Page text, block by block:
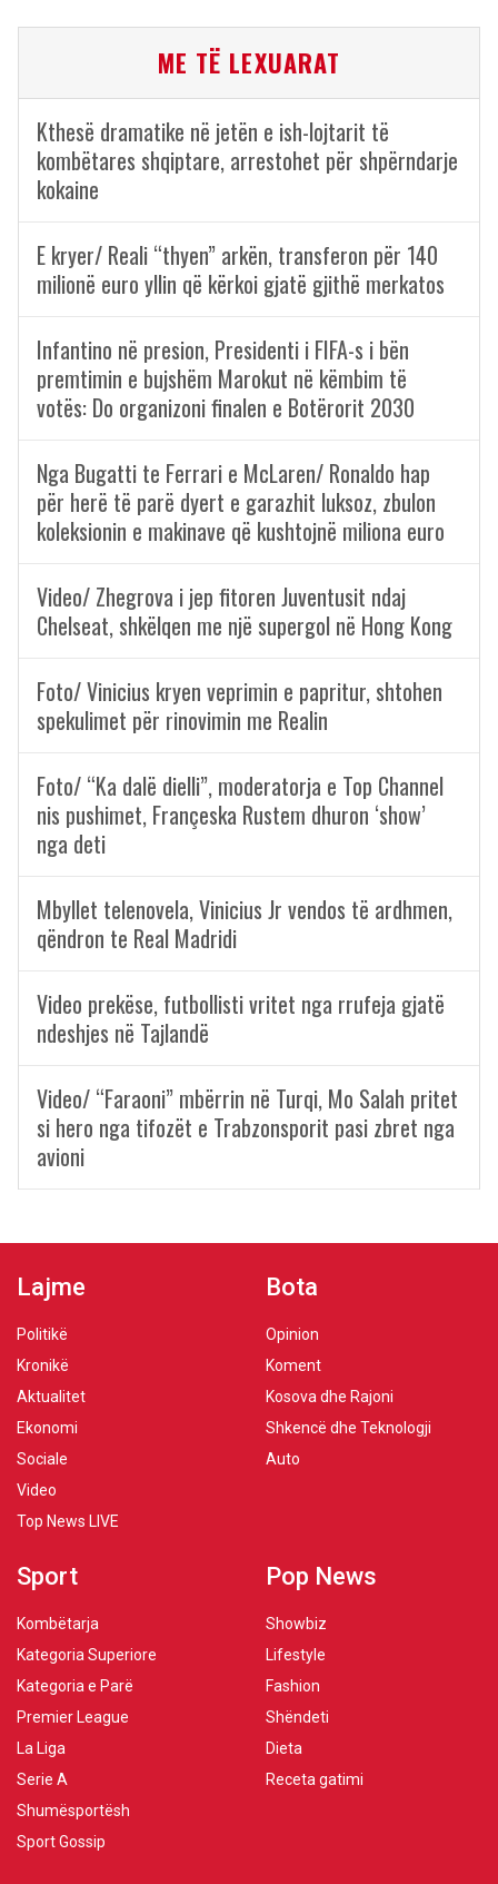
ME TË LEXUARAT
Kthesë dramatike në jetën e ish-lojtarit të
kombëtares shqiptare, arrestohet për shpërndarje
kokaine
E kryer/ Reali “thyen” arkën, transferon për 140
milionë euro yllin që kërkoi gjatë gjithë merkatos
Infantino në presion, Presidenti i FIFA-s i bën
premtimin e bujshëm Marokut në këmbim të
votës: Do organizoni finalen e Botërorit 2030
Nga Bugatti te Ferrari e McLaren/ Ronaldo hap
për herë të parë dyert e garazhit luksoz, zbulon
koleksionin e makinave që kushtojnë miliona euro
Video/ Zhegrova i jep fitoren Juventusit ndaj
Chelseat, shkëlqen me një supergol në Hong Kong
Foto/ Vinicius kryen veprimin e papritur, shtohen
spekulimet për rinovimin me Realin
Foto/ “Ka dalë dielli”, moderatorja e Top Channel
nis pushimet, Françeska Rustem dhuron ‘show’
nga deti
Mbyllet telenovela, Vinicius Jr vendos të ardhmen,
qëndron te Real Madridi
Video prekëse, futbollisti vritet nga rrufeja gjatë
ndeshjes në Tajlandë
Video/ “Faraoni” mbërrin në Turqi, Mo Salah pritet
si hero nga tifozët e Trabzonsporit pasi zbret nga
avioni
Lajme
Politikë
Kronikë
Aktualitet
Ekonomi
Sociale
Video
Top News LIVE
Bota
Opinion
Koment
Kosova dhe Rajoni
Shkencë dhe Teknologji
Auto
Sport
Kombëtarja
Kategoria Superiore
Kategoria e Parë
Premier League
La Liga
Serie A
Shumësportësh
Sport Gossip
Pop News
Showbiz
Lifestyle
Fashion
Shëndeti
Dieta
Receta gatimi